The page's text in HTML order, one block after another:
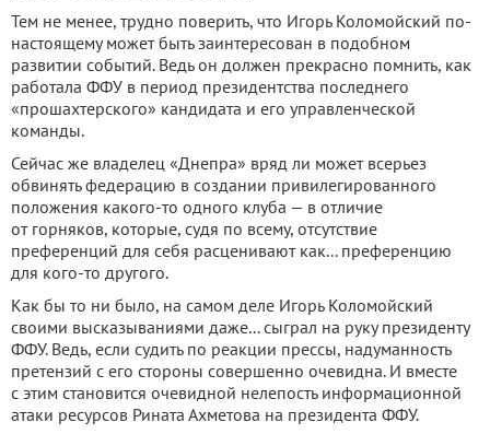
Тем не менее, трудно поверить, что Игорь Коломойский по-
настоящему может быть заинтересован в подобном
развитии событий. Ведь он должен прекрасно помнить, как
работала ФФУ в период президентства последнего
«прошахтерского» кандидата и его управленческой
команды.
Сейчас же владелец «Днепра» вряд ли может всерьез
обвинять федерацию в создании привилегированного
положения какого-то одного клуба — в отличие
от горняков, которые, судя по всему, отсутствие
преференций для себя расценивают как... преференцию
для кого-то другого.
Как бы то ни было, на самом деле Игорь Коломойский
своими высказываниями даже... сыграл на руку президенту
ФФУ. Ведь, если судить по реакции прессы, надуманность
претензий с его стороны совершенно очевидна. И вместе
с этим становится очевидной нелепость информационной
атаки ресурсов Рината Ахметова на президента ФФУ.